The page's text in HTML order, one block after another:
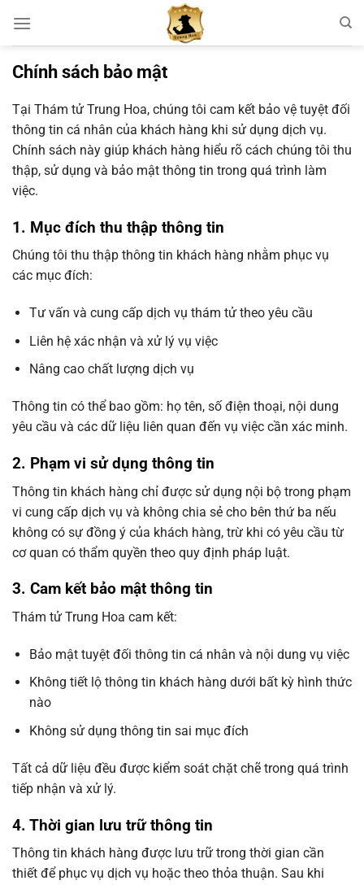
đến
nội
dungChính sách bảo mật
Tại Thám tử Trung Hoa, chúng tôi cam kết bảo vệ tuyệt đối
thông tin cá nhân của khách hàng khi sử dụng dịch vụ.
Chính sách này giúp khách hàng hiểu rõ cách chúng tôi thu
thập, sử dụng và bảo mật thông tin trong quá trình làm
việc.
1. Mục đích thu thập thông tin
Chúng tôi thu thập thông tin khách hàng nhằm phục vụ
các mục đích:
Tư vấn và cung cấp dịch vụ thám tử theo yêu cầu
Liên hệ xác nhận và xử lý vụ việc
Nâng cao chất lượng dịch vụ
Thông tin có thể bao gồm: họ tên, số điện thoại, nội dung
yêu cầu và các dữ liệu liên quan đến vụ việc cần xác minh.
2. Phạm vi sử dụng thông tin
Thông tin khách hàng chỉ được sử dụng nội bộ trong phạm
vi cung cấp dịch vụ và không chia sẻ cho bên thứ ba nếu
không có sự đồng ý của khách hàng, trừ khi có yêu cầu từ
cơ quan có thẩm quyền theo quy định pháp luật.
3. Cam kết bảo mật thông tin
Thám tử Trung Hoa cam kết:
Bảo mật tuyệt đối thông tin cá nhân và nội dung vụ việc
Không tiết lộ thông tin khách hàng dưới bất kỳ hình thức
nào
Không sử dụng thông tin sai mục đích
Tất cả dữ liệu đều được kiểm soát chặt chẽ trong quá trình
tiếp nhận và xử lý.
4. Thời gian lưu trữ thông tin
Thông tin khách hàng được lưu trữ trong thời gian cần
thiết để phục vụ dịch vụ hoặc theo thỏa thuận. Sau khi